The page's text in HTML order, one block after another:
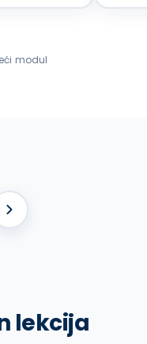
modul
lekcija